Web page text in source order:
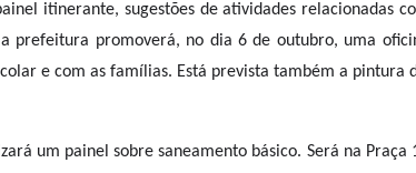
itinerante, sugestões de atividades relacionadas
prefeitura promoverá, no dia 6 de outubro, uma
e com as famílias. Está prevista também a
um painel sobre saneamento básico. Será na